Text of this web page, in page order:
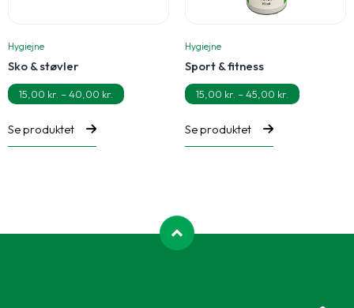
Hygiejne
Sko & støvler
15,00 kr. –40,00 kr.
Prisinterval:
15,00 kr.
Se produktet
Hygiejne
Sport & fitness
15,00 kr. –45,00 kr.
Prisinterval:
15,00 kr.
Se produktet